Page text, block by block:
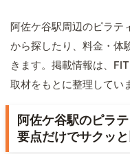
阿佐ケ谷駅周辺のピラテ
から探したり、料金・体
きます。掲載情報は、
取材をもとに整理してい
阿佐ケ谷駅のピラ
要点だけでサクッ